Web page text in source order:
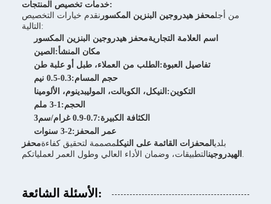
خدمات تخصيص المنتجات:
من أجلمحفز هيدروجين البنزين المكسور نقدم خيارات التخصيص
التالية:
اسم العلامة التجاريةمحفز هيدروجين البنزين المكسور
مكان المنشأ: الصين
تفاصيل العبوة: الطلب من العملاء، طبل أو علبة طن
حجم المسام:0.3-0.5 نيم
التكوين: النيكل، الكوبالت، الموليبدينوم، الألومينا
الحجم:1-3 ملم
الكثافة الكبيرة:0.7-0.9 غرام/سم3
عمر المحفز:2-3 سنوات
بلديالمحفزات القائمة على النيكلمصممة لتحقيق كفاءةمحفز
الهيدروجين التطبيقات، وضمان الأداء العالي وطول العمر لعملياتكم.
الأسئلة الشائعة: